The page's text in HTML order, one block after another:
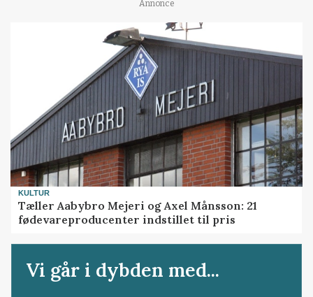
Annonce
KULTUR
Tæller Aabybro Mejeri og Axel Månsson: 21
fødevareproducenter indstillet til pris
Vi går i dybden med...